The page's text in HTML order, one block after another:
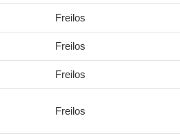
Freilos
Freilos
Freilos
Freilos